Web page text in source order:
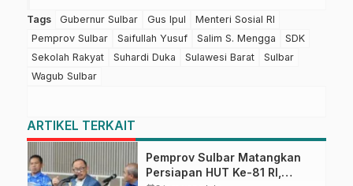
Tags Gubernur Sulbar Gus Ipul
Menteri Sosial RI
Pemprov Sulbar
Saifullah Yusuf Salim S. Mengga
SDK
Sekolah Rakyat
Suhardi Duka Sulawesi Barat
Sulbar
Wagub Sulbar
ARTIKEL TERKAIT
Pemprov Sulbar Matangkan
Persiapan HUT Ke-81 RI,